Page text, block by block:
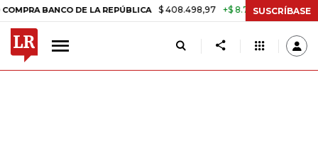
DE LA REPÚBLICA $ 408.498,97 +$ 8.753,81 +2,19% TASA
SUSCRÍBASE